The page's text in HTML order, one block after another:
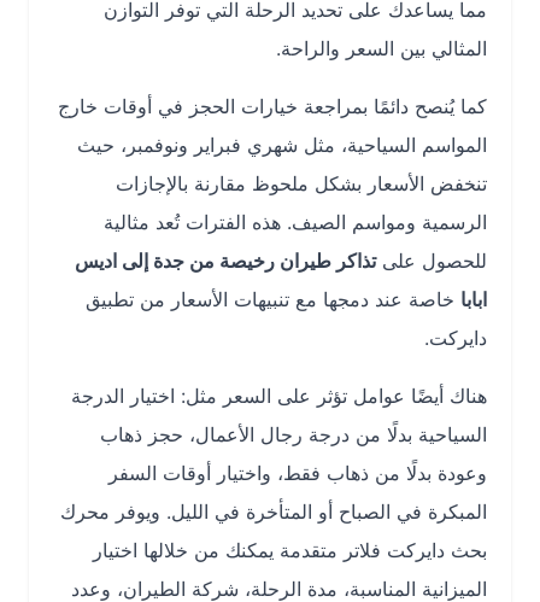
مما يساعدك على تحديد الرحلة التي توفر التوازن
المثالي بين السعر والراحة.
كما يُنصح دائمًا بمراجعة خيارات الحجز في أوقات خارج
المواسم السياحية، مثل شهري فبراير ونوفمبر، حيث
تنخفض الأسعار بشكل ملحوظ مقارنة بالإجازات
الرسمية ومواسم الصيف. هذه الفترات تُعد مثالية
للحصول علىتذاكر طيران رخيصة من جدة إلى اديس
خاصة عند دمجها مع تنبيهات الأسعار من تطبيق
دايركت.
هناك أيضًا عوامل تؤثر على السعر مثل: اختيار الدرجة
السياحية بدلًا من درجة رجال الأعمال، حجز ذهاب
وعودة بدلًا من ذهاب فقط، واختيار أوقات السفر
المبكرة في الصباح أو المتأخرة في الليل. ويوفر محرك
بحث دايركت فلاتر متقدمة يمكنك من خلالها اختيار
الميزانية المناسبة، مدة الرحلة، شركة الطيران، وعدد